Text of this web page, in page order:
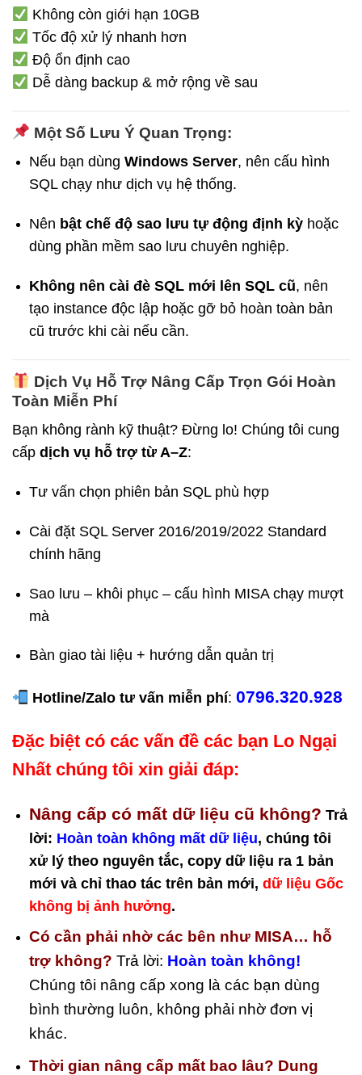
Không còn giới hạn 10GB
Tốc độ xử lý nhanh hơn
Độ ổn định cao
Dễ dàng backup & mở rộng về sau
Một Số Lưu Ý Quan Trọng:
Nếu bạn dùng Windows Server, nên cấu hình
SQL chạy như dịch vụ hệ thống.
Nên bật chế độ sao lưu tự động định kỳhoặc
dùng phần mềm sao lưu chuyên nghiệp.
Không nên cài đè SQL mới lên SQL cũ, nên
tạo instance độc lập hoặc gỡ bỏ hoàn toàn bản
cũ trước khi cài nếu cần.
Dịch Vụ Hỗ Trợ Nâng Cấp Trọn Gói Hoàn
Toàn Miễn Phí
Bạn không rành kỹ thuật? Đừng lo! Chúng tôi cung
cấp dịch vụ hỗ trợ từ A–Z:
Tư vấn chọn phiên bản SQL phù hợp
Cài đặt SQL Server 2016/2019/2022 Standard
chính hãng
Sao lưu – khôi phục – cấu hình MISA chạy mượt
mà
Bàn giao tài liệu + hướng dẫn quản trị
Hotline/Zalo tư vấn miễn phí:0796.320.928
Đặc biệt có các vấn đề các bạn Lo Ngại
Nhất chúng tôi xin giải đáp:
Nâng cấp có mất dữ liệu cũ không? Trả
lời: Hoàn toàn không mất dữ liệu, chúng tôi
xử lý theo nguyên tắc, copy dữ liệu ra 1 bản
mới và chỉ thao tác trên bản mới, dữ liệu Gốc
không bị ảnh hưởng.
Có cần phải nhờ các bên như MISA… hỗ
trợ không? Trả lời: Hoàn toàn không!
Chúng tôi nâng cấp xong là các bạn dùng
bình thường luôn, không phải nhờ đơn vị
khác.
Thời gian nâng cấp mất bao lâu? Dung